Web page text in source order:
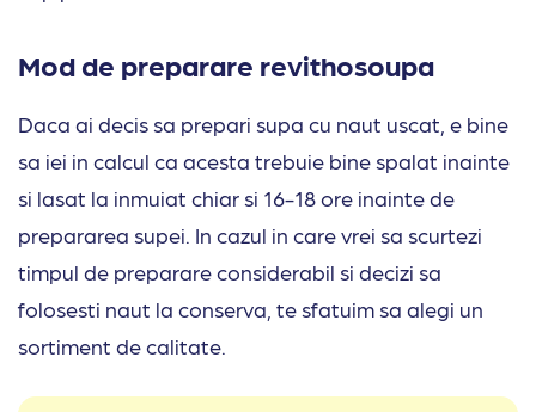
Mod de preparare revithosoupa
Daca ai decis sa prepari supa cu naut uscat, e bine
sa iei in calcul ca acesta trebuie bine spalat inainte
si lasat la inmuiat chiar si 16-18 ore inainte de
prepararea supei. In cazul in care vrei sa scurtezi
timpul de preparare considerabil si decizi sa
folosesti naut la conserva, te sfatuim sa alegi un
sortiment de calitate.